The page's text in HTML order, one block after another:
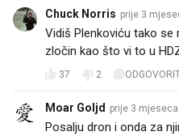
Chuck Norris prije 3
Vidiš Plenkoviću tako se
zločin kao što vi to u
37 2
Moar Goljd prije 3 mjeseca
Posalju dron i onda za